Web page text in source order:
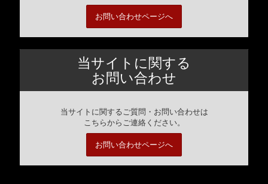
お問い合わせページへ
当サイトに関する
お問い合わせ
当サイトに関するご質問・お問い合わせは
こちらからご連絡ください。
お問い合わせページへ